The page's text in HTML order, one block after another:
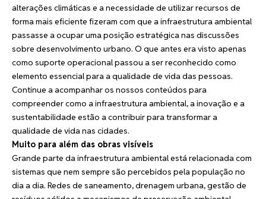
alterações climáticas e a necessidade de utilizar recursos de
forma mais eficiente fizeram com que a infraestrutura ambiental
passasse a ocupar uma posição estratégica nas discussões
sobre desenvolvimento urbano. O que antes era visto apenas
como suporte operacional passou a ser reconhecido como
elemento essencial para a qualidade de vida das pessoas.
Continue a acompanhar os nossos conteúdos para
compreender como a infraestrutura ambiental, a inovação e a
sustentabilidade estão a contribuir para transformar a
qualidade de vida nas cidades.
Muito para além das obras visíveis
Grande parte da infraestrutura ambiental está relacionada com
sistemas que nem sempre são percebidos pela população no
dia a dia. Redes de saneamento, drenagem urbana, gestão de